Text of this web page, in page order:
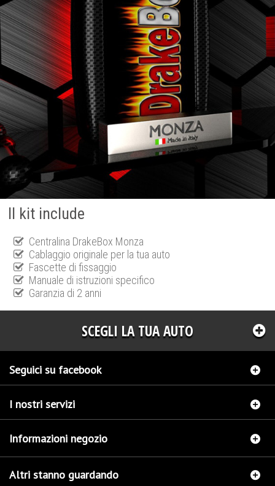
Il kit include
Centralina DrakeBox Monza
Cablaggio originale per la tua auto
Fascette di fissaggio
Manuale di istruzioni specifico
Garanzia di 2 anni
SCEGLI LA TUA AUTO
Seguici su facebook
I nostri servizi
Informazioni negozio
Altri stanno guardando